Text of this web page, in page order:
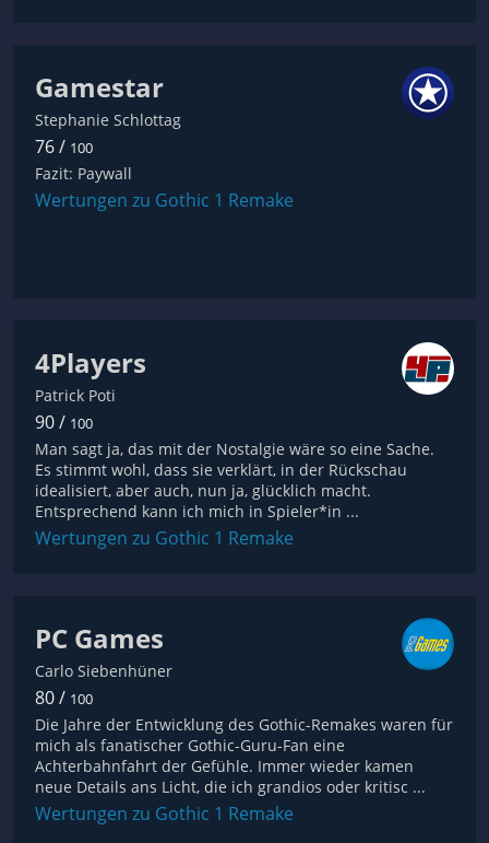
Gamestar
Stephanie Schlottag
76 / 100
Fazit: Paywall
Wertungen zu Gothic 1 Remake
4Players
Patrick Poti
90 / 100
Man sagt ja, das mit der Nostalgie wäre so eine Sache.
Es stimmt wohl, dass sie verklärt, in der Rückschau
idealisiert, aber auch, nun ja, glücklich macht.
Entsprechend kann ich mich in Spieler*in ...
Wertungen zu Gothic 1 Remake
PC Games
Carlo Siebenhüner
80 / 100
Die Jahre der Entwicklung des Gothic-Remakes waren für
mich als fanatischer Gothic-Guru-Fan eine
Achterbahnfahrt der Gefühle. Immer wieder kamen
neue Details ans Licht, die ich grandios oder kritisc ...
Wertungen zu Gothic 1 Remake